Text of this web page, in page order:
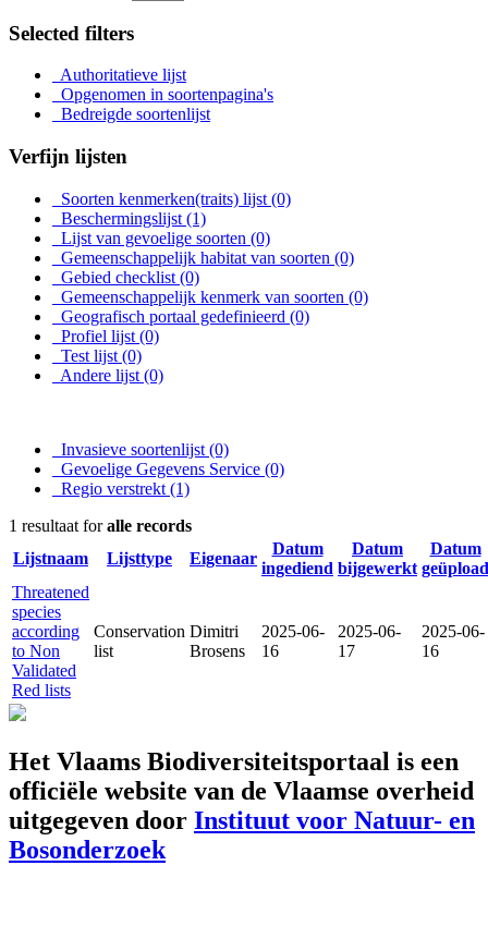
Selected filters
Authoritatieve lijst
Opgenomen in soortenpagina's
Bedreigde soortenlijst
Verfijn lijsten
Soorten kenmerken(traits) lijst (0)
Beschermingslijst (1)
Lijst van gevoelige soorten (0)
Gemeenschappelijk habitat van soorten (0)
Gebied checklist (0)
Gemeenschappelijk kenmerk van soorten (0)
Geografisch portaal gedefinieerd (0)
Profiel lijst (0)
Test lijst (0)
Andere lijst (0)
Invasieve soortenlijst (0)
Gevoelige Gegevens Service (0)
Regio verstrekt (1)
1 resultaat foralle records
Lijstnaam
Lijsttype Eigenaar
Datum
ingediend
Datum
bijgewerkt
Datum
geüpload
Threatened
species
according
to Non
Validated
Red lists
Conservation
list
Dimitri
Brosens
2025-06-
16
2025-06-
17
2025-06-
16
Het Vlaams Biodiversiteitsportaal is een
officiële website van de Vlaamse overheid
uitgegeven door Instituut voor Natuur- en
Bosonderzoek